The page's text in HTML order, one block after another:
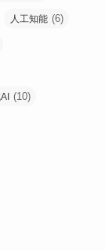
人工知能 (6)
(10)